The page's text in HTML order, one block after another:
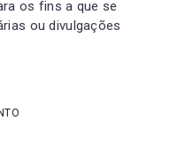
os fins a que se
ou divulgações